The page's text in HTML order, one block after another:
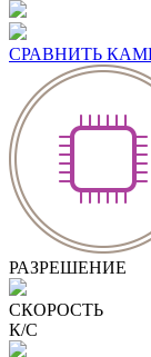
СРАВНИТЬ
РАЗРЕШЕНИЕ
СКОРОСТЬ
К/C